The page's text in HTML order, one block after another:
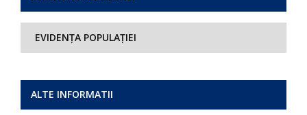
EVIDENȚA POPULAȚIEI
ALTE INFORMATII